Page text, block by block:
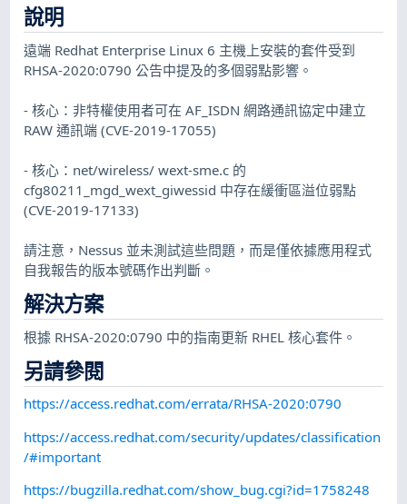
說明
遠端 Redhat Enterprise Linux 6 主機上安裝的套件受到
RHSA-2020:0790 公告中提及的多個弱點影響。
- 核心：非特權使用者可在 AF_ISDN 網路通訊協定中建立
RAW 通訊端 (CVE-2019-17055)
- 核心：net/wireless/ wext-sme.c 的
cfg80211_mgd_wext_giwessid 中存在緩衝區溢位弱點
(CVE-2019-17133)
請注意，Nessus 並未測試這些問題，而是僅依據應用程式
自我報告的版本號碼作出判斷。
解決方案
根據 RHSA-2020:0790 中的指南更新 RHEL 核心套件。
另請參閱
https://access.redhat.com/errata/RHSA-2020:0790
https://access.redhat.com/security/updates/classification
/#important
https://bugzilla.redhat.com/show_bug.cgi?id=1758248